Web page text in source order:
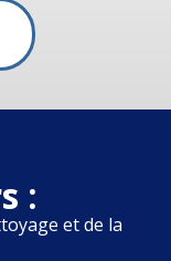
:
et de la